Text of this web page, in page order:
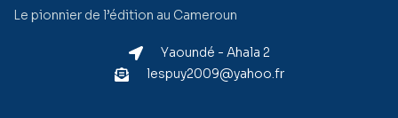
Le pionnier de l’édition au Cameroun
Yaoundé - Ahala 2
lespuy2009@yahoo.fr